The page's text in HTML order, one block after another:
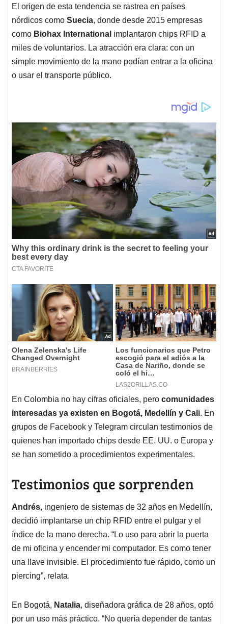
El origen de esta tendencia se rastrea en países
nórdicos como Suecia, donde desde 2015 empresas
como Biohax International implantaron chips RFID a
miles de voluntarios. La atracción era clara: con un
simple movimiento de la mano podían entrar a la oficina
o usar el transporte público.
En Colombia no hay cifras oficiales, pero comunidades
interesadas ya existen en Bogotá, Medellín y Cali. En
grupos de Facebook y Telegram circulan testimonios de
quienes han importado chips desde EE. UU. o Europa y
se han sometido a procedimientos experimentales.
Testimonios que sorprenden
Andrés, ingeniero de sistemas de 32 años en Medellín,
decidió implantarse un chip RFID entre el pulgar y el
índice de la mano derecha. “Lo uso para abrir la puerta
de mi oficina y encender mi computador. Es como tener
una llave invisible. El procedimiento fue rápido, como un
piercing”, relata.
En Bogotá, Natalia, diseñadora gráfica de 28 años, optó
por un uso más práctico. “No quería depender de tantas